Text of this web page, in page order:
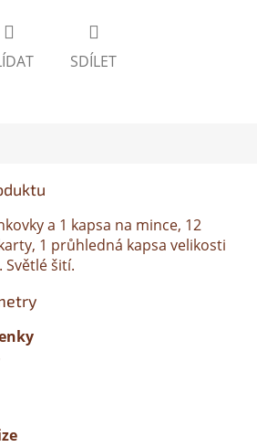
SDÍLET
a 1 kapsa na mince, 12
1 průhledná kapsa velikosti
šití.